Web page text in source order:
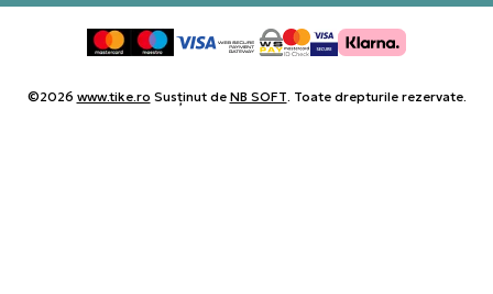
©2026 www.tike.ro Susținut de NB SOFT. Toate drepturile rezervate.